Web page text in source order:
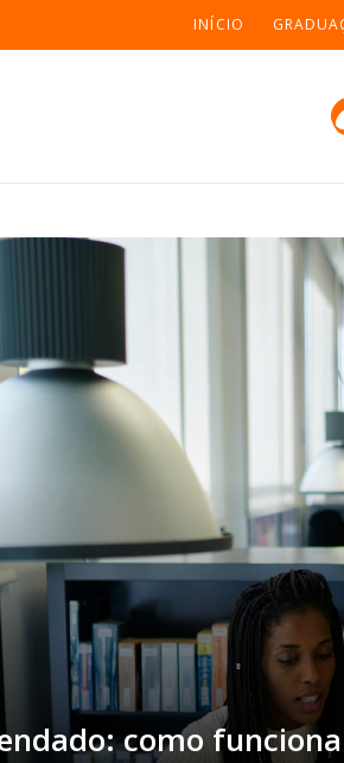
INÍCIO
como